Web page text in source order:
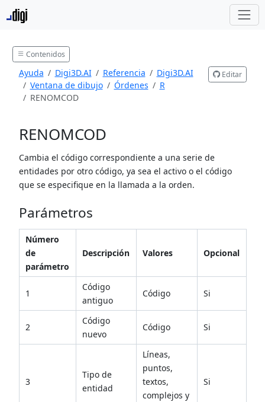
Contenidos
Ayuda Digi3D.AI Referencia
Digi3D.AI
Ventana de dibujo
Órdenes
R
RENOMCOD
Editar
RENOMCOD
Cambia el código correspondiente a una serie de
entidades por otro código, ya sea el activo o el código
que se especifique en la llamada a la orden.
Parámetros
Número
de
parámetro
Descripción Valores Opcional
1
Código
antiguo
Código Si
2
Código
nuevo
Código Si
3
Tipo de
entidad
Líneas,
puntos,
textos,
complejos y
Si